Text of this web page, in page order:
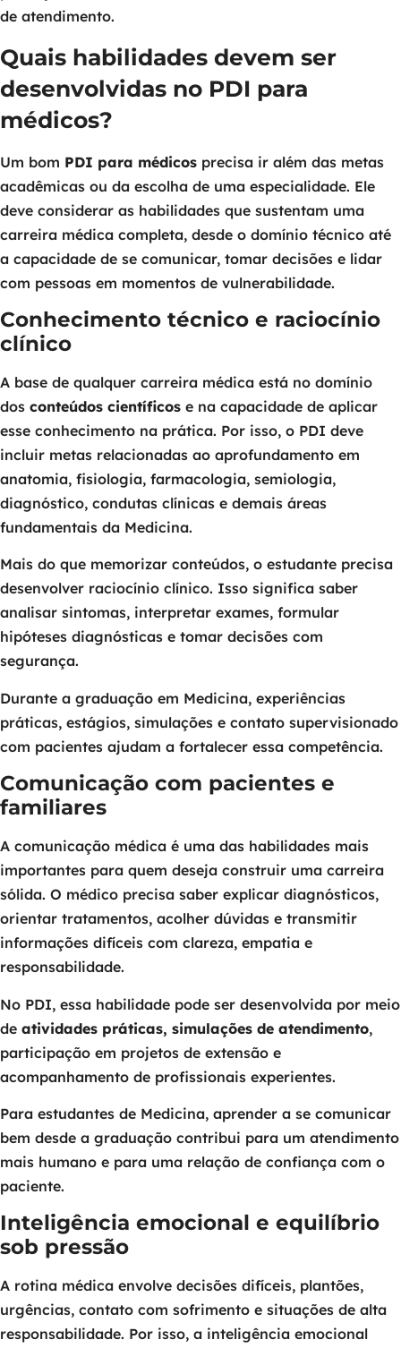
de atendimento.
Quais habilidades devem ser
desenvolvidas no PDI para
médicos?
Um bom PDI para médicos precisa ir além das metas
acadêmicas ou da escolha de uma especialidade. Ele
deve considerar as habilidades que sustentam uma
carreira médica completa, desde o domínio técnico até
a capacidade de se comunicar, tomar decisões e lidar
com pessoas em momentos de vulnerabilidade.
Conhecimento técnico e raciocínio
clínico
A base de qualquer carreira médica está no domínio
dos conteúdos científicos e na capacidade de aplicar
esse conhecimento na prática. Por isso, o PDI deve
incluir metas relacionadas ao aprofundamento em
anatomia, fisiologia, farmacologia, semiologia,
diagnóstico, condutas clínicas e demais áreas
fundamentais da Medicina.
Mais do que memorizar conteúdos, o estudante precisa
desenvolver raciocínio clínico. Isso significa saber
analisar sintomas, interpretar exames, formular
hipóteses diagnósticas e tomar decisões com
segurança.
Durante a graduação em Medicina, experiências
práticas, estágios, simulações e contato supervisionado
com pacientes ajudam a fortalecer essa competência.
Comunicação com pacientes e
familiares
A comunicação médica é uma das habilidades mais
importantes para quem deseja construir uma carreira
sólida. O médico precisa saber explicar diagnósticos,
orientar tratamentos, acolher dúvidas e transmitir
informações difíceis com clareza, empatia e
responsabilidade.
No PDI, essa habilidade pode ser desenvolvida por meio
de atividades práticas, simulações de atendimento,
participação em projetos de extensão e
acompanhamento de profissionais experientes.
Para estudantes de Medicina, aprender a se comunicar
bem desde a graduação contribui para um atendimento
mais humano e para uma relação de confiança com o
paciente.
Inteligência emocional e equilíbrio
sob pressão
A rotina médica envolve decisões difíceis, plantões,
urgências, contato com sofrimento e situações de alta
responsabilidade. Por isso, a inteligência emocional